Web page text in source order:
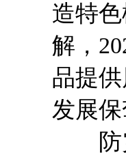
造特
解，
品提
发展保
防灾